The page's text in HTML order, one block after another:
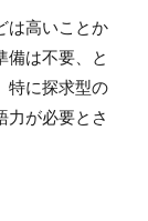
は高いことか
備は不要、と
特に探求型の
力が必要とさ